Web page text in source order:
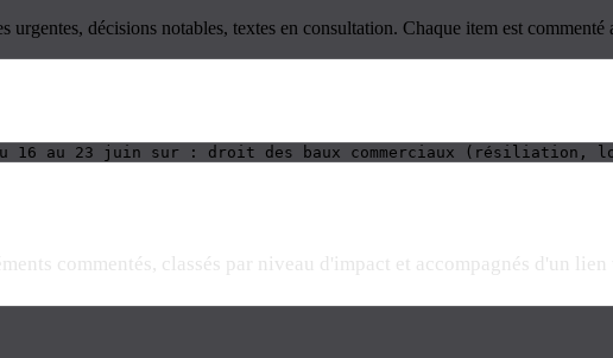
urgentes, décisions notables, textes en consultation. Chaque item est
au 23 juin sur : droit des baux commerciaux (résiliation,
commentés, classés par niveau d'impact et accompagnés d'un